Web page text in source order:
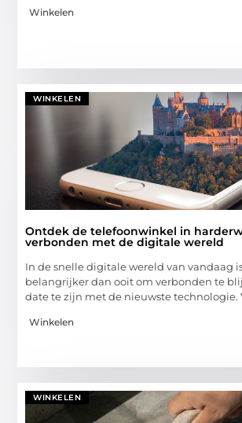
Winkelen
WINKELEN
Ontdek de telefoonwinkel in
verbonden met de digitale wereld
In de snelle digitale wereld van vandaag
belangrijker dan ooit om verbonden te
date te zijn met de nieuwste technologie.
Winkelen
WINKELEN